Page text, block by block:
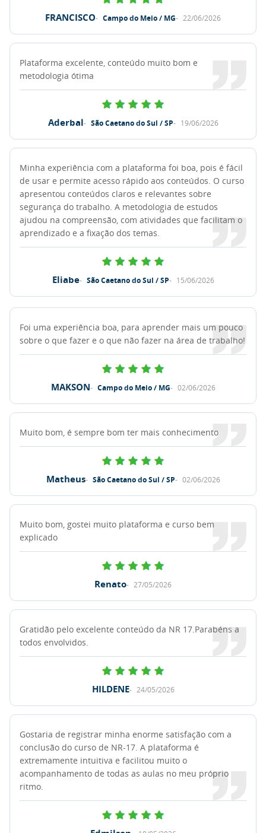
FRANCISCO Campo do Meio / MG 22/06/2026
Plataforma excelente, conteúdo muito bom e
metodologia ótima
Aderbal São Caetano do Sul / SP 19/06/2026
Minha experiência com a plataforma foi boa, pois é fácil
de usar e permite acesso rápido aos conteúdos. O curso
apresentou conteúdos claros e relevantes sobre
segurança do trabalho. A metodologia de estudos
ajudou na compreensão, com atividades que facilitam o
aprendizado e a fixação dos temas.
Eliabe São Caetano do Sul / SP 15/06/2026
Foi uma experiência boa, para aprender mais um pouco
sobre o que fazer e o que não fazer na área de trabalho!
MAKSON Campo do Meio / MG 02/06/2026
Muito bom, é sempre bom ter mais conhecimento
Matheus São Caetano do Sul / SP 02/06/2026
Muito bom, gostei muito plataforma e curso bem
explicado
Renato 27/05/2026
Gratidão pelo excelente conteúdo da NR 17.Parabéns a
todos envolvidos.
HILDENE 24/05/2026
Gostaria de registrar minha enorme satisfação com a
conclusão do curso de NR-17. A plataforma é
extremamente intuitiva e facilitou muito o
acompanhamento de todas as aulas no meu próprio
ritmo.